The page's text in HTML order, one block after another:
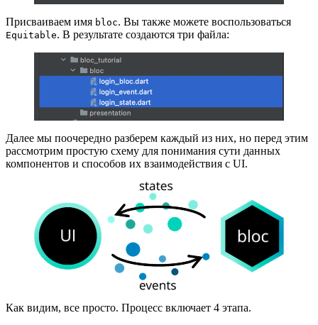
Присваиваем имя bloc. Вы также можете воспользоваться
Equitable. В результате создаются три файла:
Далее мы поочередно разберем каждый из них, но перед этим
рассмотрим простую схему для понимания сути данных
компонентов и способов их взаимодействия с UI.
Как видим, все просто. Процесс включает 4 этапа.